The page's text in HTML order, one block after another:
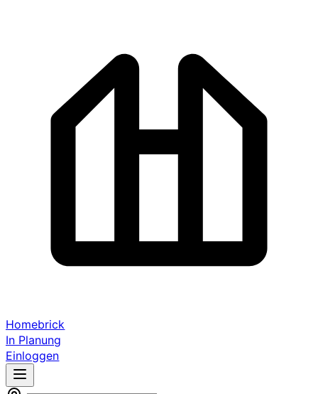
Homebrick
In Planung
Einloggen